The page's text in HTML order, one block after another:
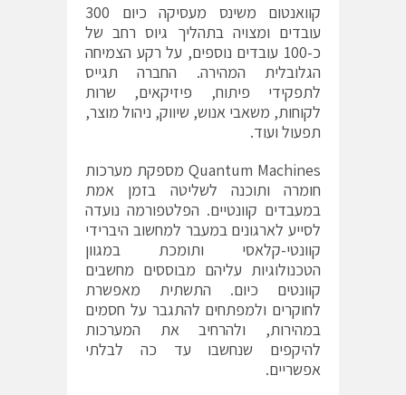
קוואנטום משינס מעסיקה כיום 300
עובדים ומצויה בתהליך גיוס רחב של
כ-100 עובדים נוספים, על רקע הצמיחה
הגלובלית המהירה. החברה תגייס
לתפקידי פיתוח, פיזיקאים, שרות
לקוחות, משאבי אנוש, שיווק, ניהול מוצר,
תפעול ועוד.
Quantum Machines מספקת מערכות
חומרה ותוכנה לשליטה בזמן אמת
במעבדים קוונטיים. הפלטפורמה נועדה
לסייע לארגונים במעבר למחשוב היברידי
קוונטי-קלאסי ותומכת במגוון
הטכנולוגיות עליהם מבוססים מחשבים
קוונטים כיום. התשתית מאפשרת
לחוקרים ולמפתחים להתגבר על חסמים
במהירות, ולהרחיב את המערכות
להיקפים שנחשבו עד כה לבלתי
אפשריים.